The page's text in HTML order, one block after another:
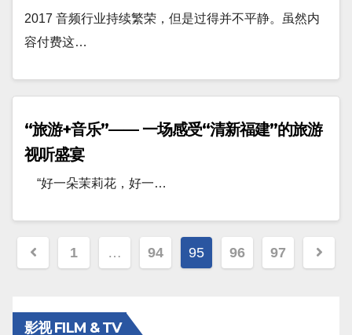
2017 音频行业持续繁荣，但是过得并不平静。虽然内
容付费这…
“旅游+音乐”—— 一场感受“清新福建”的旅游
视听盛宴
“好一朵茉莉花，好一…
文
分
1 … 94 95 96 97
影视 FILM & TV